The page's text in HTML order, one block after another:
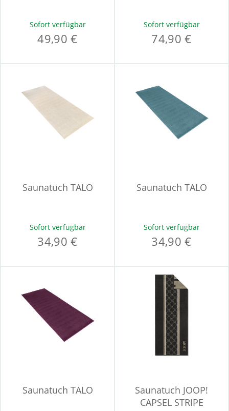
Sofort verfügbar
49,90 €
Sofort verfügbar
74,90 €
Saunatuch TALO
Sofort verfügbar
34,90 €
Saunatuch TALO
Sofort verfügbar
34,90 €
Saunatuch TALO
Saunatuch JOOP!
CAPSEL STRIPE